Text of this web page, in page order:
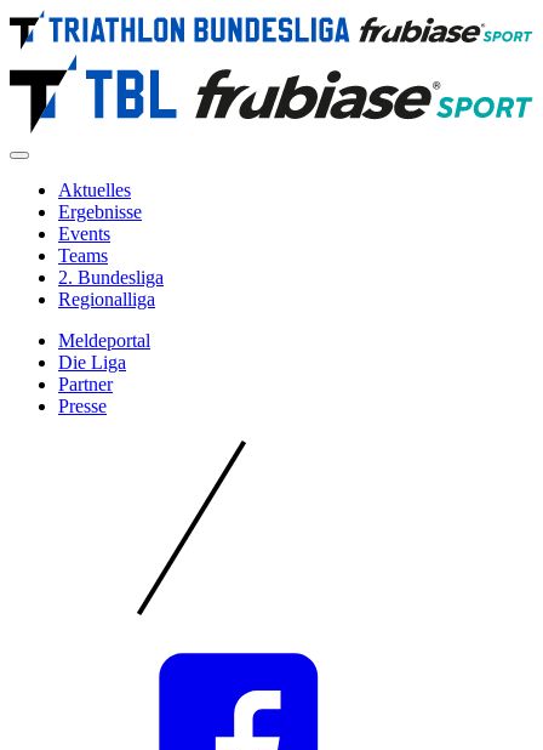
Direkt
zum
Navigation
Main
Aktuelles
Ergebnisse
Events
Teams
2. Bundesliga
Regionalliga
Metanavigation
Meldeportal
Die Liga
Partner
Presse